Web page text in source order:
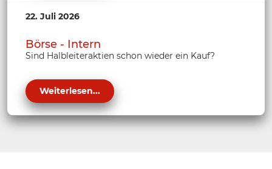
22. Juli 2026
Börse - Intern
Sind Halbleiteraktien schon wieder ein Kauf?
Weiterlesen...